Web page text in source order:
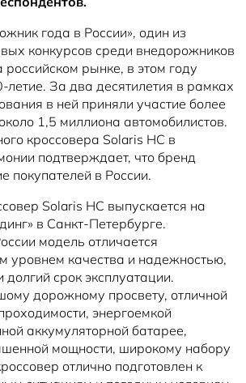
года в России», один из
конкурсов среди внедорожников
российском рынке, в этом году
летие. За два десятилетия в рамках
в ней приняли участие более
1,5 миллиона автомобилистов.
кроссовера Solaris HC в
подтверждает, что бренд
покупателей в России.
Solaris HC выпускается на
в Санкт-Петербурге.
модель отличается
уровнем качества и надежностью,
срок эксплуатации.
дорожному просвету, отличной
энергоемкой
аккумуляторной батарее,
мощности, широкому набору
отлично подготовлен к